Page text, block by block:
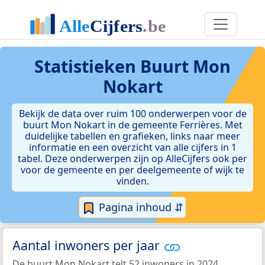
Statistieken Buurt Mon
Nokart
Bekijk de data over ruim 100 onderwerpen voor de
buurt Mon Nokart in de gemeente Ferrières. Met
duidelijke tabellen en grafieken, links naar meer
informatie en een overzicht van alle cijfers in 1
tabel. Deze onderwerpen zijn op AlleCijfers ook per
voor de gemeente en per deelgemeente of wijk te
vinden.
Pagina inhoud ⇵
Aantal inwoners per jaar